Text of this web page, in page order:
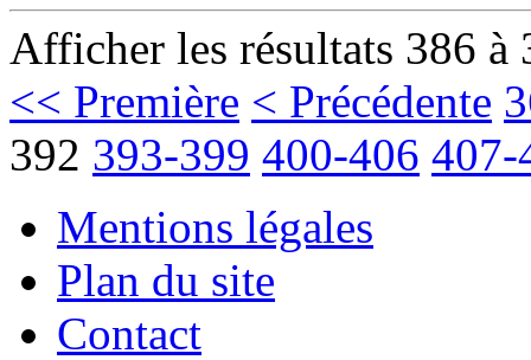
Afficher les résultats 386 à
<< Première < Précédente
392 393-399 400-406 407-
Mentions légales
Plan du site
Contact